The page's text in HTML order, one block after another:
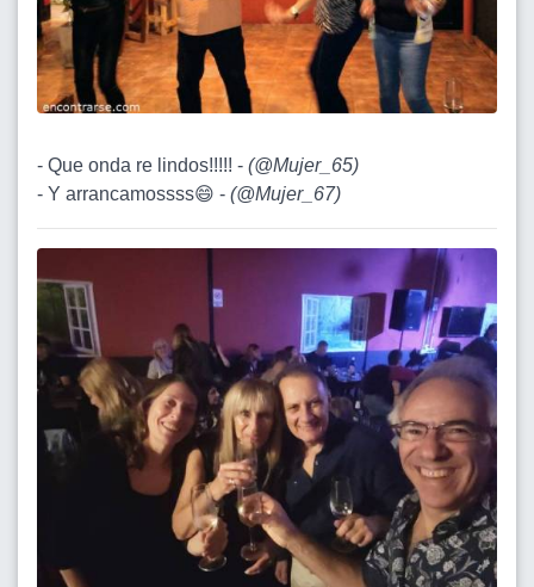
- Que onda re lindos!!!!! - (@Mujer_65)
- Y arrancamossss😄 - (@Mujer_67)